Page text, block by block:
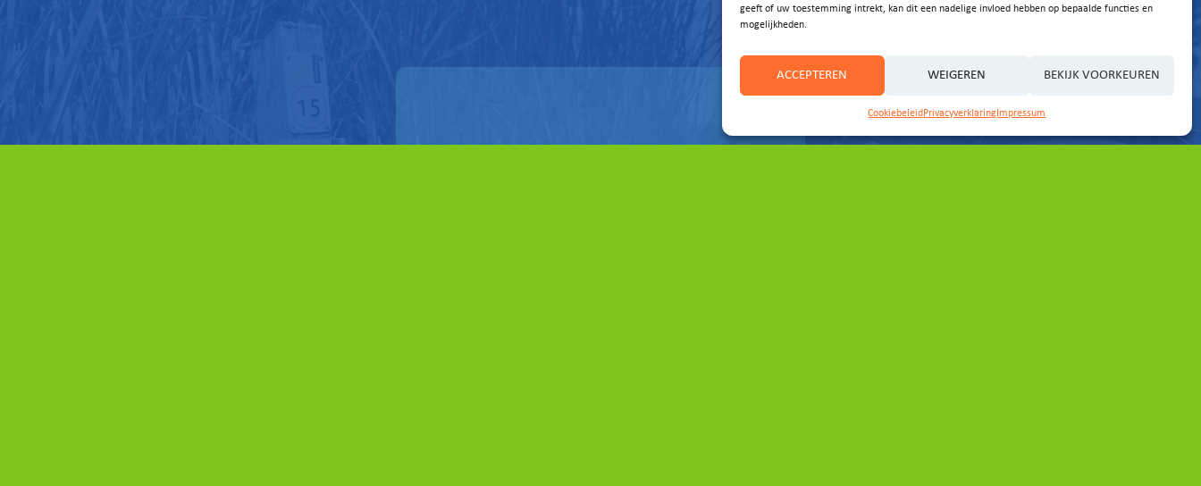
geeft of uw toestemming intrekt, kan dit een nadelige invloed hebben op bepaalde functies en
mogelijkheden.
ACCEPTEREN WEIGEREN BEKIJK VOORKEUREN
Cookiebeleid Privacyverklaring Impressum